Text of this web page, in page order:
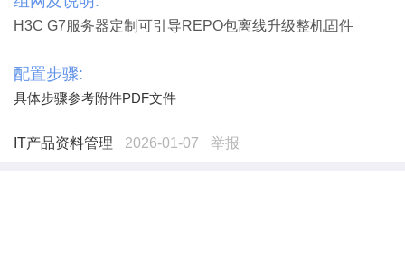
H3C G7服务器定制可引导REPO包离线升级整机固件
配置步骤:
具体步骤参考附件PDF文件
IT产品资料管理 2026-01-07 举报